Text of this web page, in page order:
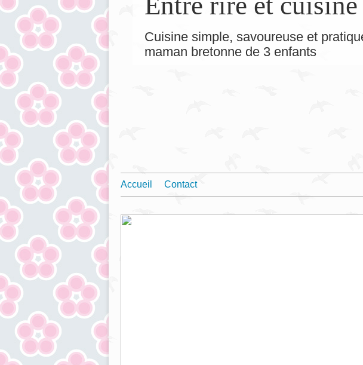
Cuisine simple, savoureuse et
maman bretonne de 3 enfants
Accueil Contact